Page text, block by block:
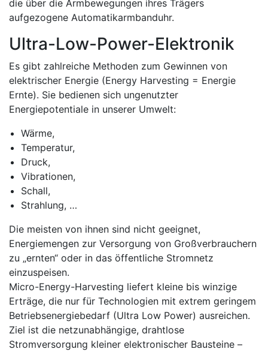
die über die Armbewegungen ihres Trägers
aufgezogene Automatikarmbanduhr.
Ultra-Low-Power-Elektronik
Es gibt zahlreiche Methoden zum Gewinnen von
elektrischer Energie (Energy Harvesting = Energie
Ernte). Sie bedienen sich ungenutzter
Energiepotentiale in unserer Umwelt:
Wärme,
Temperatur,
Druck,
Vibrationen,
Schall,
Strahlung, …
Die meisten von ihnen sind nicht geeignet,
Energiemengen zur Versorgung von Großverbrauchern
zu „ernten“ oder in das öffentliche Stromnetz
einzuspeisen.
Micro-Energy-Harvesting liefert kleine bis winzige
Erträge, die nur für Technologien mit extrem geringem
Betriebsenergiebedarf (Ultra Low Power) ausreichen.
Ziel ist die netzunabhängige, drahtlose
Stromversorgung kleiner elektronischer Bausteine –